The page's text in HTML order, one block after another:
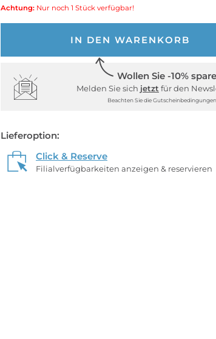
Achtung: Nur noch 1 Stück verfügbar!
IN DEN WARENKORB
Wollen Sie -10%
Melden Sie sich jetzt für den
Beachten Sie die Gutscheinbedingungen.
Lieferoption:
Click & Reserve
Filialverfügbarkeiten anzeigen & reservieren